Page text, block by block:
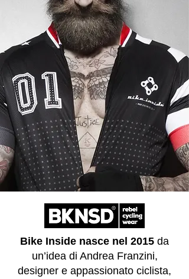
Bike Inside nasce nel 2015 da
un’idea di Andrea Franzini,
designer e appassionato ciclista,